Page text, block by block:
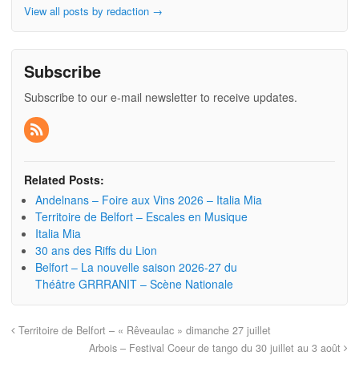
View all posts by redaction →
Subscribe
Subscribe to our e-mail newsletter to receive updates.
Related Posts:
Andelnans – Foire aux Vins 2026 – Italia Mia
Territoire de Belfort – Escales en Musique
Italia Mia
30 ans des Riffs du Lion
Belfort – La nouvelle saison 2026-27 du
Théâtre GRRRANIT – Scène Nationale
Territoire de Belfort – « Rêveaulac » dimanche 27 juillet
Arbois – Festival Coeur de tango du 30 juillet au 3 août